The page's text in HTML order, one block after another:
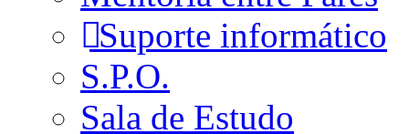
Suporte informático
S.P.O.
Sala de Estudo